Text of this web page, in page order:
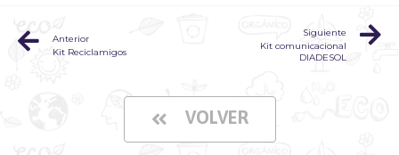
Anterior
Kit Reciclamigos
Siguiente
Kit comunicacional
DIADESOL
VOLVER